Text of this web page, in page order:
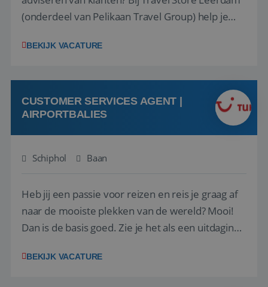
(onderdeel van Pelikaan Travel Group) help je
vinden. Samen maken we van elke reis een
hebt in de reisbranche of j...
BEKIJK VACATURE
CUSTOMER SERVICES AGENT |
AIRPORTBALIES
Schiphol Baan
Heb jij een passie voor reizen en reis je graag af
naar de mooiste plekken van de wereld? Mooi!
Dan is de basis goed. Zie je het als een uitdaging
het samenstellen en boeken van de perfecte
BEKIJK VACATURE